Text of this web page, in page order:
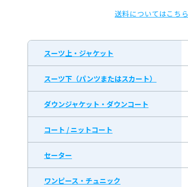
送料についてはこちら
スーツ上・ジャケット
スーツ下（パンツまたはスカート）
ダウンジャケット・ダウンコート
コート / ニットコート
セーター
ワンピース・チュニック